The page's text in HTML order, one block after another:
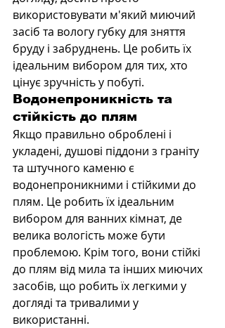
використовувати м'який миючий
засіб та вологу губку для зняття
бруду і забруднень. Це робить їх
ідеальним вибором для тих, хто
цінує зручність у побуті.
Водонепроникність та
стійкість до плям
Якщо правильно оброблені і
укладені, душові піддони з граніту
та штучного каменю є
водонепроникними і стійкими до
плям. Це робить їх ідеальним
вибором для ванних кімнат, де
велика вологість може бути
проблемою. Крім того, вони стійкі
до плям від мила та інших миючих
засобів, що робить їх легкими у
догляді та тривалими у
використанні.